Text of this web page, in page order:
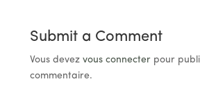
Submit a Comment
Vous devez vous connecterpour
commentaire.